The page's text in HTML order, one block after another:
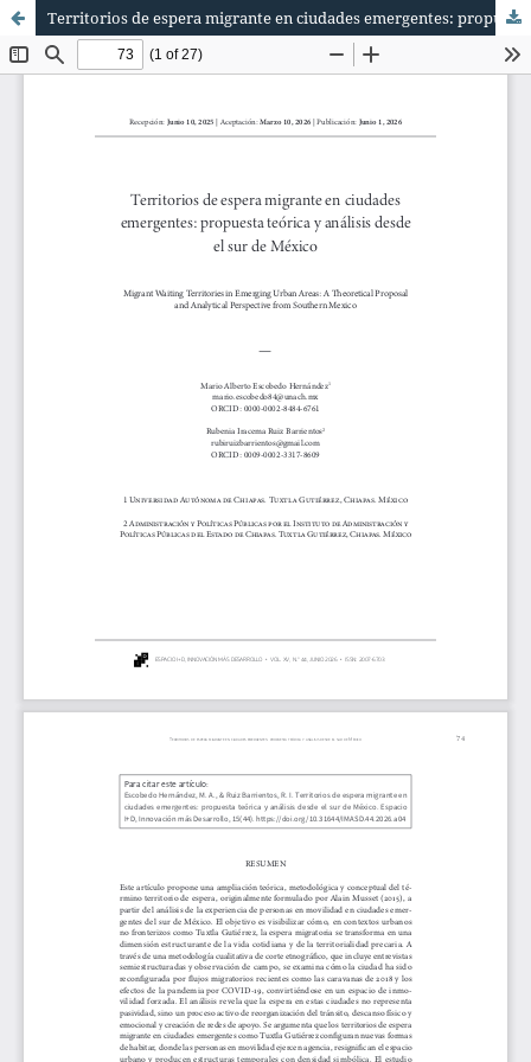
Territorios de espera migrante en ciudades emergentes: propuesta teórica y análisis desde el sur de México